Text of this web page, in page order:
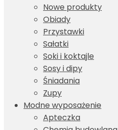
Nowe produkty
Obiady
Przystawki
Sałatki
Soki i koktajle
Sosy i dipy
Śniadania
Zupy
Modne wyposażenie
Apteczka